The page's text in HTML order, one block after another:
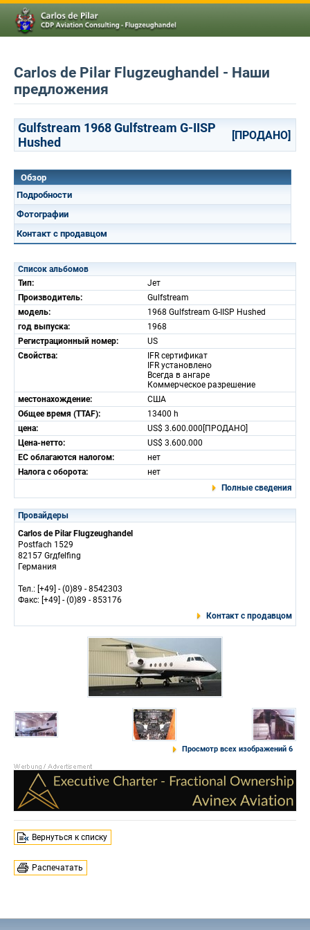
Carlos de Pilar Flugzeughandel - Наши
предложения
Gulfstream 1968 Gulfstream G-IISP
Hushed
[ПРОДАНО]
Обзор
Подробности
Фотографии
Контакт с продавцом
Список альбомов
Тип:
Jет
Производитель:
Gulfstream
модель:
1968 Gulfstream G-IISP Hushed
год выпуска:
1968
Регистрационный номер:
US
Свойства:
IFR сертификат
IFR установлено
Всегда в ангаре
Коммерческое разрешение
местонахождение:
США
Общее время (TTAF):
13400 h
цена:
US$ 3.600.000[ПРОДАНО]
Цена-нетто:
US$ 3.600.000
ЕС облагаются налогом:
нет
Налога с оборота:
нет
Полные сведения
Провайдеры
Carlos de Pilar Flugzeughandel
Postfach 1529
82157 Grдfelfing
Германия
Тел.: [+49] - (0)89 - 8542303
Факс: [+49] - (0)89 - 853176
Контакт с продавцом
Просмотр всех изображений 6
Вернуться к списку
Распечатать